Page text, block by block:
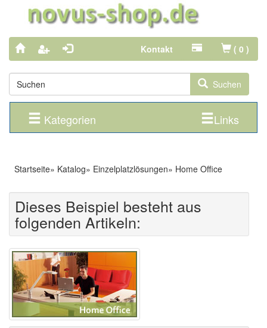
Kontakt ( 0 )
Suchen
Kategorien Links
Startseite» Katalog» Einzelplatzlösungen» Home Office
Dieses Beispiel besteht aus
folgenden Artikeln: